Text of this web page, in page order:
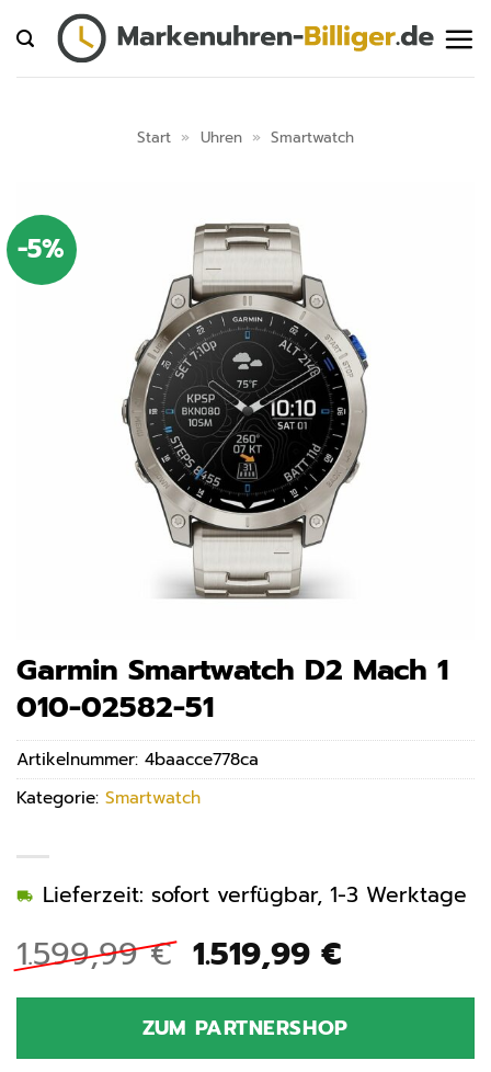
Inhalt
springen
Start » Uhren » Smartwatch
-5%
Garmin Smartwatch D2 Mach 1
010-02582-51
1.599,99€ Ursprünglicher
Preis
war:
1.599,99 €
1.519,99 €Aktueller
ist:
1.519,99
Lieferzeit: sofort verfügbar, 1-3 Werktage
ZUM PARTNERSHOP
Artikelnummer: 4baacce778ca
Kategorie: Smartwatch